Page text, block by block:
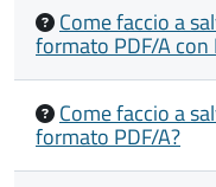
Come faccio a
formato PDF/A con
Come faccio a
formato PDF/A?